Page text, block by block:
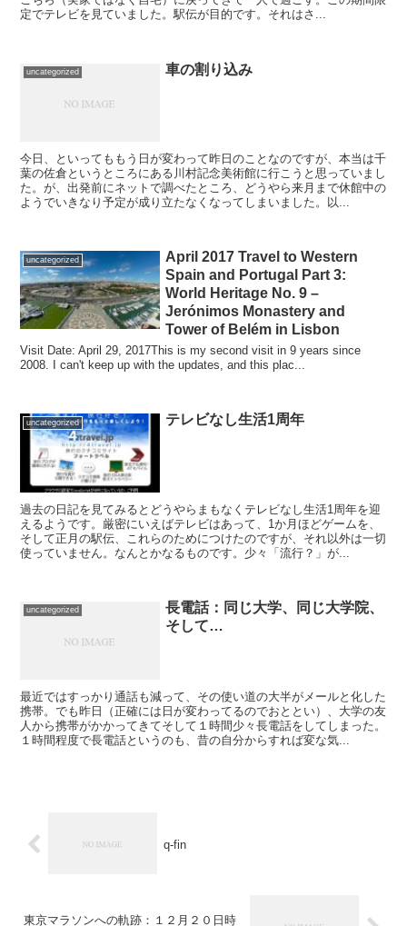
定でテレビを見ていました。駅伝が目的です。それはさ...
uncategorized 車の割り込み
今日、といってももう日が変わって昨日のことなのですが、本当は千
葉の佐倉というところにある川村記念美術館に行こうと思っていまし
た。が、出発前にネットで調べたところ、どうやら来月まで休館中の
ようでいきなり予定が成り立たなくなってしまいました。以...
uncategorized
April 2017 Travel to Western
Spain and Portugal Part 3:
World Heritage No. 9 –
Jerónimos Monastery and
Tower of Belém in Lisbon
Visit Date: April 29, 2017This is my second visit in 9 years since
2008. I can't keep up with the updates, and this plac...
uncategorized テレビなし生活1周年
過去の日記を見てみるとどうやらまもなくテレビなし生活1周年を迎
えるようです。厳密にいえばテレビはあって、1か月ほどゲームを、
そして正月の駅伝、これらのためにつけたのですが、それ以外は一切
使っていません。なんとかなるものです。少々「流行？」が...
uncategorized
長電話：同じ大学、同じ大学院、
そして…
最近ではすっかり通話も減って、その使い道の大半がメールと化した
携帯。でも昨日（正確には日が変わってるのでおととい）、大学の友
人から携帯がかかってきてそして１時間少々長電話をしてしまった。
１時間程度で長電話というのも、昔の自分からすれば変な気...
q-fin
東京マラソンへの軌跡：１２月２０日時